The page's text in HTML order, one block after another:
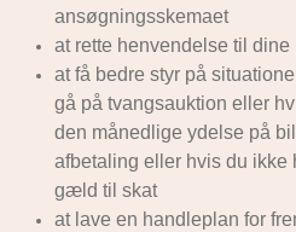
ansøgningsskemaet
at rette henvendelse til
at få bedre styr på
gå på tvangsauktion eller
den månedlige ydelse på
afbetaling eller hvis du ikke
gæld til skat
at lave en handleplan for